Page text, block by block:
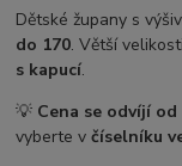
Dětské župany s
do 170. Větší
s kapucí.
💡 Cena se odvíjí
vyberte včíselníku